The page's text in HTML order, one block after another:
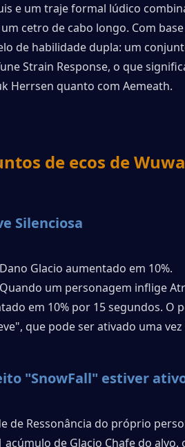
e um traje formal lúdico
cetro de cabo longo. Com
de habilidade dupla: um
Strain Response, o que
Herrsen quanto com Aemeath.
de ecos de
Silenciosa
Glacio aumentado em 10%.
um personagem inflige
em 10% por 15 segundos. O
que pode ser ativado uma
"SnowFall" estiver
de Ressonância do próprio
de Glacio Chafe do